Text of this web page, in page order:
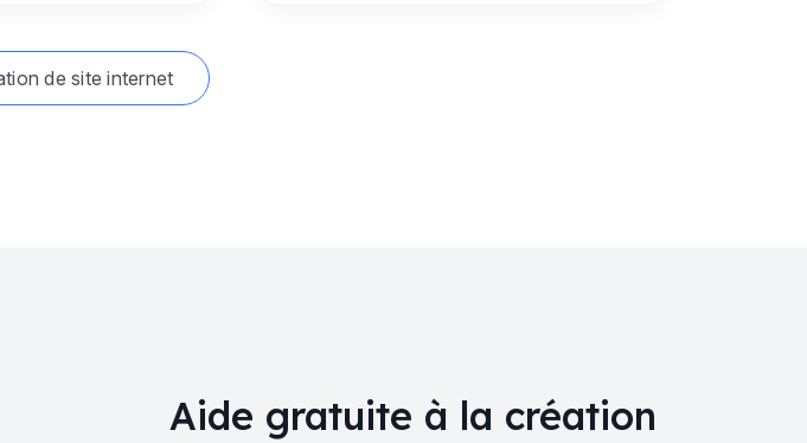
de site internet
Aide gratuite à la création